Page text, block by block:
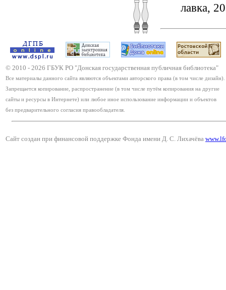
лавка,
© 2010 - 2026 ГБУК РО "Донская государственная публичная библиотека"
Все материалы данного сайта являются объектами авторского права (в том числе дизайн).
Запрещается копирование, распространение (в том числе путём копирования на другие
сайты и ресурсы в Интернете) или любое иное использование информации и объектов
без предварительного согласия правообладателя.
Сайт создан при финансовой поддержке Фонда имени Д. С. Лихачёва